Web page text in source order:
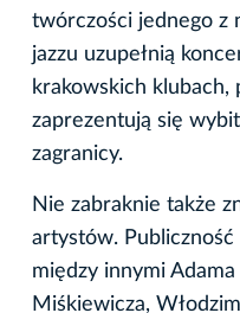
twórczości jednego z
jazzu uzupełnią
krakowskich klubach,
zaprezentują się
zagranicy.
Nie zabraknie także
artystów. Publiczność
między innymi
Miśkiewicza,